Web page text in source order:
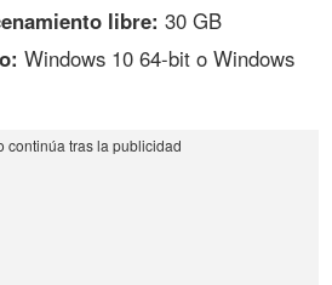
libre: 30 GB
Windows 10 64-bit o Windows